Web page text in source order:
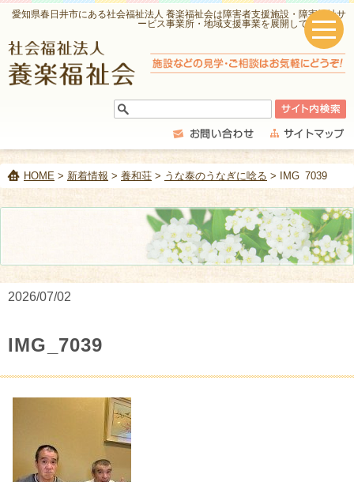
愛知県春日井市にある社会福祉法人 養楽福祉会は障害者支援施設・障害福祉サ
ービス事業所・地域支援事業を展開しています。
HOME > 新着情報 > 養和荘 > うな泰のうなぎに唸る > IMG_7039
2026/07/02
IMG_7039